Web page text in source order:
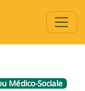
Médico-Sociale